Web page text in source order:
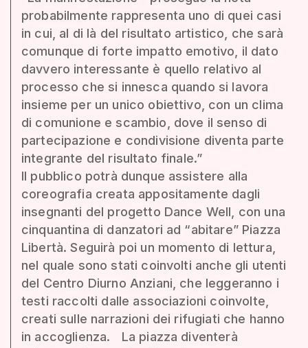
probabilmente rappresenta uno di quei casi
in cui, al di là del risultato artistico, che sarà
comunque di forte impatto emotivo, il dato
davvero interessante è quello relativo al
processo che si innesca quando si lavora
insieme per un unico obiettivo, con un clima
di comunione e scambio, dove il senso di
partecipazione e condivisione diventa parte
integrante del risultato finale.”
Il pubblico potrà dunque assistere alla
coreografia creata appositamente dagli
insegnanti del progetto Dance Well, con una
cinquantina di danzatori ad “abitare” Piazza
Libertà. Seguirà poi un momento di lettura,
nel quale sono stati coinvolti anche gli utenti
del Centro Diurno Anziani, che leggeranno i
testi raccolti dalle associazioni coinvolte,
creati sulle narrazioni dei rifugiati che hanno
in accoglienza. La piazza diventerà